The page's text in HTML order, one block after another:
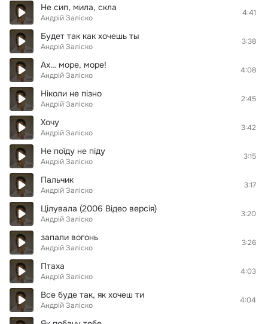
Не сип, мила, скла
Андрій Заліско
4:41
Будет так как хочешь ты
Андрій Заліско
3:38
Ах… море, море!
Андрій Заліско
4:08
Ніколи не пізно
Андрій Заліско
2:45
Хочу
Андрій Заліско
3:42
Не поїду не піду
Андрій Заліско
3:15
Пальчик
Андрій Заліско
3:17
Цілувала (2006 Відео версія)
Андрій Заліско
3:20
запали вогонь
Андрій Заліско
3:26
Птаха
Андрій Заліско
4:03
Все буде так, як хочеш ти
Андрій Заліско
4:04